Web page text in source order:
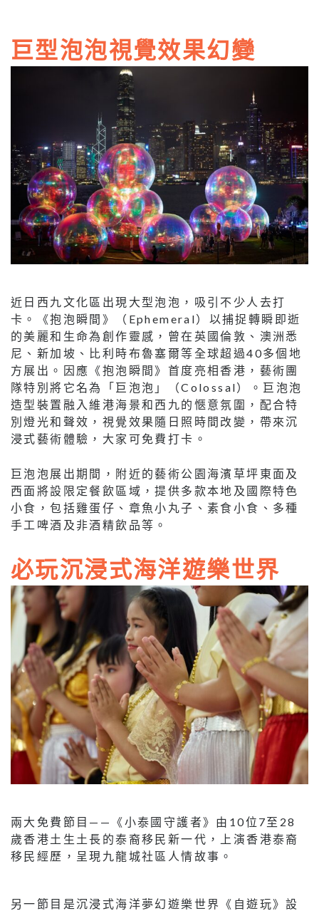
巨型泡泡視覺效果幻變
近日西九文化區出現大型泡泡，吸引不少人去打
卡。《抱泡瞬間》（Ephemeral）以捕捉轉瞬即逝
的美麗和生命為創作靈感，曾在英國倫敦、澳洲悉
尼、新加坡、比利時布魯塞爾等全球超過40多個地
方展出。因應《抱泡瞬間》首度亮相香港，藝術團
隊特別將它名為「巨泡泡」（Colossal）。巨泡泡
造型裝置融入維港海景和西九的愜意氛圍，配合特
別燈光和聲效，視覺效果隨日照時間改變，帶來沉
浸式藝術體驗，大家可免費打卡。
巨泡泡展出期間，附近的藝術公園海濱草坪東面及
西面將設限定餐飲區域，提供多款本地及國際特色
小食，包括雞蛋仔、章魚小丸子、素食小食、多種
手工啤酒及非酒精飲品等。
必玩沉浸式海洋遊樂世界
兩大免費節目——《小泰國守護者》由10位7至28
歲香港土生土長的泰裔移民新一代，上演香港泰裔
移民經歷，呈現九龍城社區人情故事。
另一節目是沉浸式海洋夢幻遊樂世界《自遊玩》設